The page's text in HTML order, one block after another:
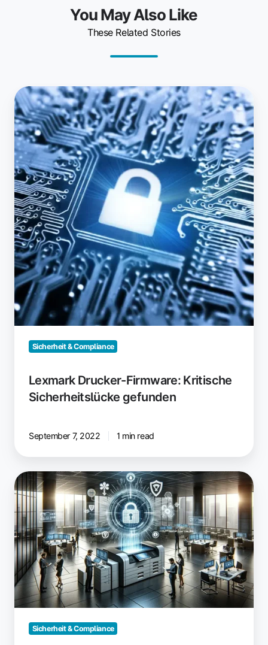
You May Also Like
These Related Stories
Lexmark
Drucker-
Firmware:
Kritische
Sicherheitslücke
gefunden
Sicherheit & Compliance
Lexmark Drucker-Firmware: Kritische
Sicherheitslücke gefunden
September 7, 2022 1 min read
Neun
Merkmale
für
sichere
Drucklösungen
Sicherheit & Compliance